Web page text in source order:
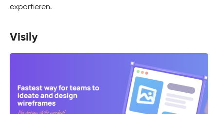
exportieren.
Visily